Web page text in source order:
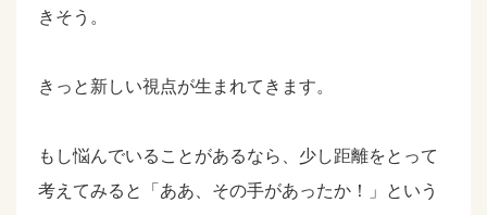
きそう。
きっと新しい視点が生まれてきます。
もし悩んでいることがあるなら、少し距離をとって
考えてみると「ああ、その手があったか！」という